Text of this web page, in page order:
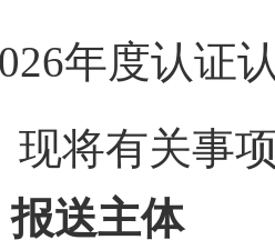
年度认证
现将有关事
报送主体